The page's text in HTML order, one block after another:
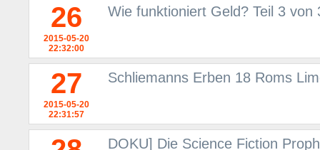
26
2015-05-20
22:32:00
Wie funktioniert Geld? Teil 3 von
27
2015-05-20
22:31:57
Schliemanns Erben 18 Roms
DOKU] Die Science Fiction